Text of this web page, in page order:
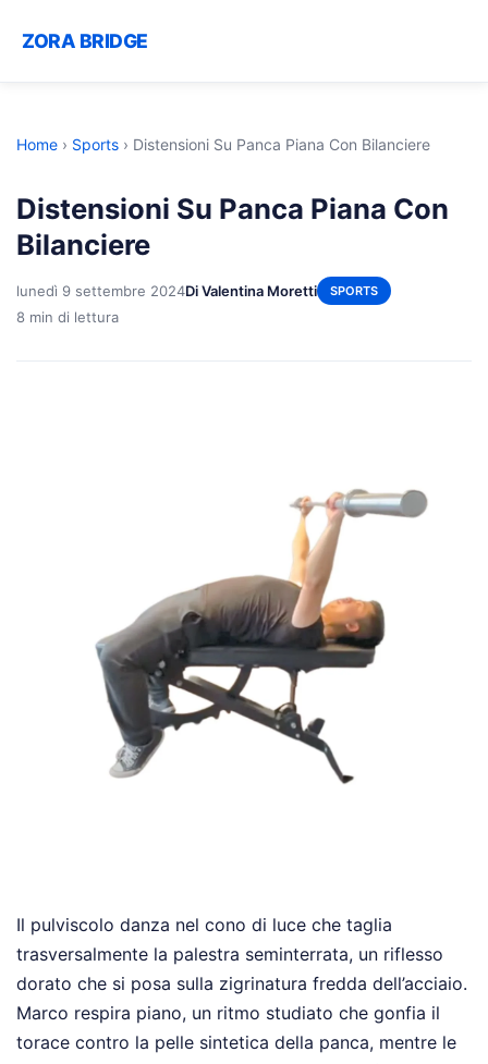
ZORA BRIDGE
Home › Sports › Distensioni Su Panca Piana Con Bilanciere
Distensioni Su Panca Piana Con
Bilanciere
lunedì 9 settembre 2024Di Valentina Moretti SPORTS
8 min di lettura
Il pulviscolo danza nel cono di luce che taglia
trasversalmente la palestra seminterrata, un riflesso
dorato che si posa sulla zigrinatura fredda dell’acciaio.
Marco respira piano, un ritmo studiato che gonfia il
torace contro la pelle sintetica della panca, mentre le